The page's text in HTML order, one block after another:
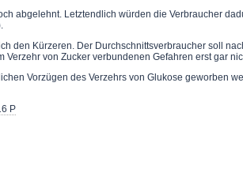
abgelehnt. Letztendlich würden die Verbraucher
den Kürzeren. Der Durchschnittsverbraucher soll
Verzehr von Zucker verbundenen Gefahren erst gar
Vorzügen des Verzehrs von Glukose
P